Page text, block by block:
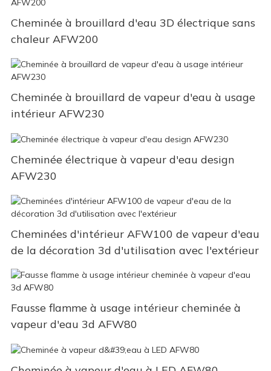
Cheminée à brouillard d'eau 3D électrique sans
chaleur AFW200
Cheminée à brouillard de vapeur d'eau à usage
intérieur AFW230
Cheminée électrique à vapeur d'eau design
AFW230
Cheminées d'intérieur AFW100 de vapeur d'eau
de la décoration 3d d'utilisation avec l'extérieur
Fausse flamme à usage intérieur cheminée à
vapeur d'eau 3d AFW80